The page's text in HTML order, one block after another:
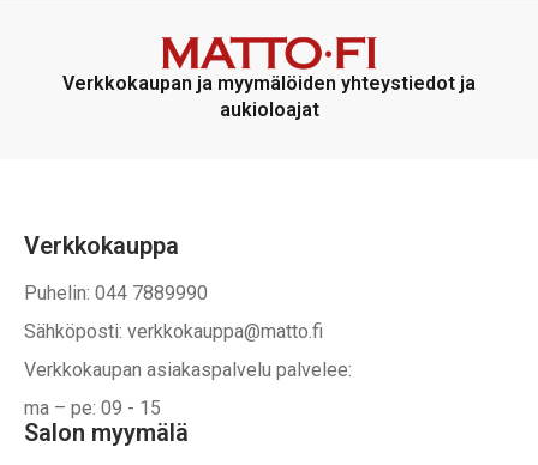
Verkkokaupan ja myymälöiden yhteystiedot ja
aukioloajat
Verkkokauppa
Puhelin: 044 7889990
Sähköposti: verkkokauppa@matto.fi
Verkkokaupan asiakaspalvelu palvelee:
ma – pe: 09 - 15
Salon myymälä